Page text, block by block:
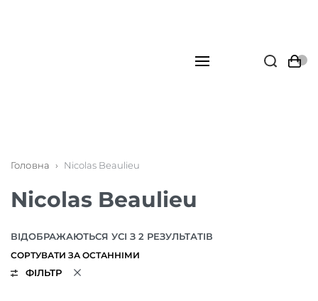
Головна › Nicolas Beaulieu
Nicolas Beaulieu
ВІДОБРАЖАЮТЬСЯ УСІ З 2 РЕЗУЛЬТАТІВ
ФІЛЬТР